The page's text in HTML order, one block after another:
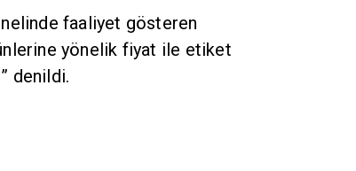
faaliyet gösteren
yönelik fiyat ile etiket
denildi.